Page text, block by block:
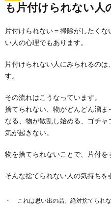
か手順を
の、どこから
んどん...
も片付けられない人
片付けられない＝掃除がしたく
い人の心理でもあります。
片付けられない人にみられるの
す。
その流れはこうなっています。
捨てられない、物がどんどん溜ま
なる、物が散乱し始める、ゴチ
気が起きない。
物を捨てられないことで、片付を
そんな捨てられない人の気持ちを
これは思い出の品。絶対捨てられな